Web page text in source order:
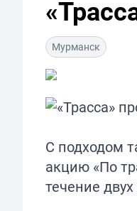
Мурманск
С подходом
акцию «По
течение